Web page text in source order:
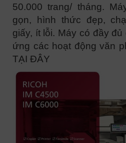
50.000 trang/ tháng.
gọn, hình thức đẹp,
giấy, ít lỗi. Máy có đầy
ứng các hoạt động văn
TẠI ĐÂY